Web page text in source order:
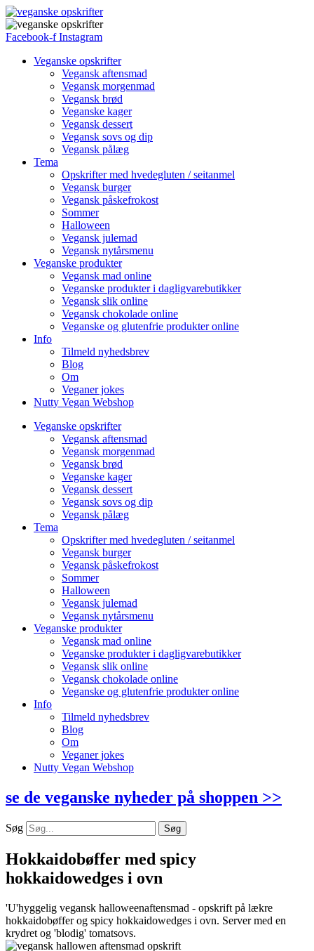
Facebook-f Instagram
Veganske opskrifter
Vegansk aftensmad
Vegansk morgenmad
Vegansk brød
Veganske kager
Vegansk dessert
Vegansk sovs og dip
Vegansk pålæg
Tema
Opskrifter med hvedegluten / seitanmel
Vegansk burger
Vegansk påskefrokost
Sommer
Halloween
Vegansk julemad
Vegansk nytårsmenu
Veganske produkter
Vegansk mad online
Veganske produkter i dagligvarebutikker
Vegansk slik online
Vegansk chokolade online
Veganske og glutenfrie produkter online
Info
Tilmeld nyhedsbrev
Blog
Om
Veganer jokes
Nutty Vegan Webshop
Veganske opskrifter
Vegansk aftensmad
Vegansk morgenmad
Vegansk brød
Veganske kager
Vegansk dessert
Vegansk sovs og dip
Vegansk pålæg
Tema
Opskrifter med hvedegluten / seitanmel
Vegansk burger
Vegansk påskefrokost
Sommer
Halloween
Vegansk julemad
Vegansk nytårsmenu
Veganske produkter
Vegansk mad online
Veganske produkter i dagligvarebutikker
Vegansk slik online
Vegansk chokolade online
Veganske og glutenfrie produkter online
Info
Tilmeld nyhedsbrev
Blog
Om
Veganer jokes
Nutty Vegan Webshop
se de veganske nyheder på shoppen >>
Søg Søg
Hokkaidobøffer med spicy
hokkaidowedges i ovn
'U'hyggelig vegansk halloweenaftensmad - opskrift på lækre
hokkaidobøffer og spicy hokkaidowedges i ovn. Server med en
krydret og 'blodig' tomatsovs.